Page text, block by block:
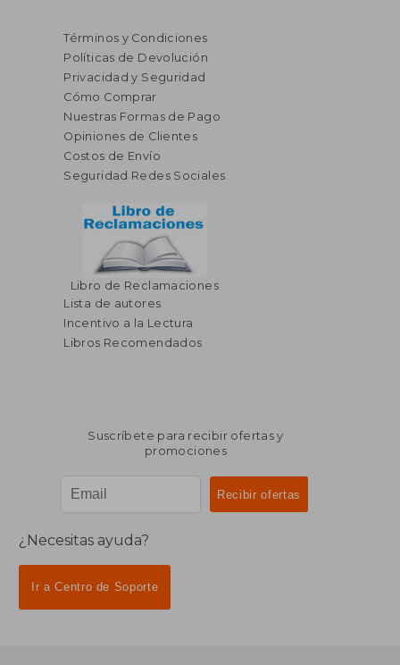
Términos y Condiciones
Políticas de Devolución
Privacidad y Seguridad
Cómo Comprar
Nuestras Formas de Pago
Opiniones de Clientes
Costos de Envío
Seguridad Redes Sociales
Libro de Reclamaciones
Lista de autores
Incentivo a la Lectura
Libros Recomendados
Suscríbete para recibir ofertas y
promociones
¿Necesitas ayuda?
Ir a Centro de Soporte